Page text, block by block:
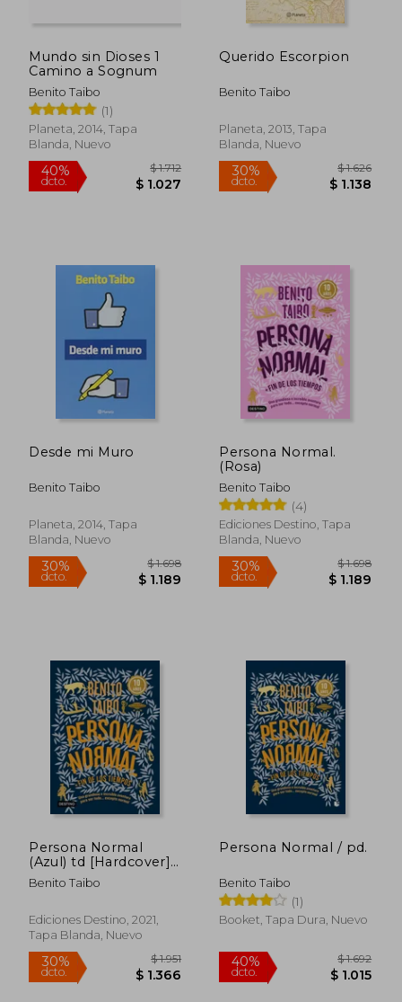
40%
dcto.
30%
40%
dcto.
$ 1.646 40%
dcto.
Mundo sin Dioses 1
Camino a Sognum
Benito Taibo
(1)
Planeta, 2014, Tapa
Blanda, Nuevo
Querido Escorpion
Benito Taibo
Planeta, 2013, Tapa
Blanda, Nuevo
Desde mi Muro
Benito Taibo
Planeta, 2014, Tapa
Blanda, Nuevo
Persona Normal.
(Rosa)
Benito Taibo
(4)
Ediciones Destino, Tapa
Blanda, Nuevo
Persona Normal
(Azul) td [Hardcover]
Taibo, Benito (en
Inglés)
Benito Taibo
Ediciones Destino, 2021,
Tapa Blanda, Nuevo
Persona Normal / pd.
Benito Taibo
(1)
Booket, Tapa Dura, Nuevo